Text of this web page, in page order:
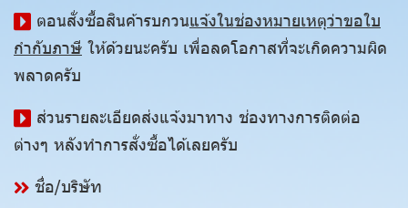
ตอนสั่งซื้อสินค้ารบกวนแจ้งในช่องหมายเหตุว่าขอใบ
กำกับภาษี ให้ด้วยนะครับ เพื่อลดโอกาสที่จะเกิดความผิด
พลาดครับ
ส่วนรายละเอียดส่งแจ้งมาทาง ช่องทางการติดต่อ
ต่างๆ หลังทำการสั่งซื้อได้เลยครับ
ชื่อ/บริษัท